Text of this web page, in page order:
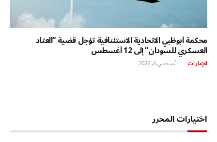
محكمة أبوظبي الاتحادية الاستئنافية تؤجل قضية “العتاد
العسكري للسودان” إلى 12 أغسطس
الإمارات أغسطس 6, 2026
اختيارات المحرر